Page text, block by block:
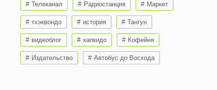
Телеканал Радиостанция Маркет
тхэквондо история Тангун
видеоблог хапкидо Кофейня
Издательство Автобус до Восхода